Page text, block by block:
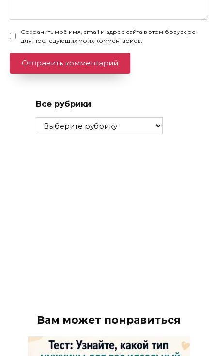
Сохранить моё имя, email и адрес сайта в этом браузере
для последующих моих комментариев.
Все рубрики
Все
рубрики
Вам может понравиться